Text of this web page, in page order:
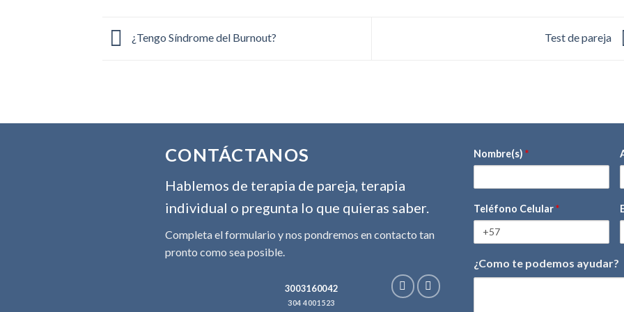
¿Tengo Síndrome del Burnout? Test de pareja
CONTÁCTANOS
Hablemos de terapia de pareja, terapia
individual o pregunta lo que quieras saber.
Completa el formulario y nos pondremos en contacto tan
pronto como sea posible.
3003160042
304 4001523
Nombre(s) *
Teléfono Celular*
¿Como te podemos ayudar?